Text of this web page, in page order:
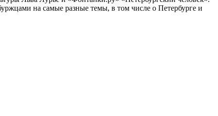
на самые разные темы, в том числе о Петербурге и